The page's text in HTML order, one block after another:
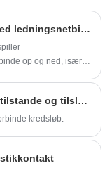
Detaljeret beskrivelse af processen med ledningsnetbindingsudstyr
op og ned, især
installeret og
ledningsnettet kan
Kender du terminalens tre fortinningstilstande og tilslutningstilstande?
kredsløb.